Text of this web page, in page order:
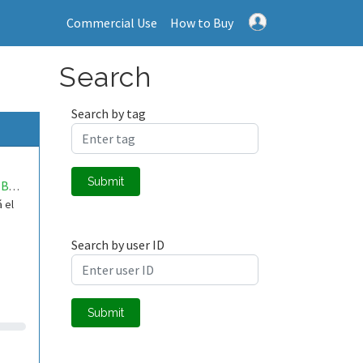
Commercial Use How to Buy
DEA115EBB115
el
Search
Search by tag
Submit
Search by user ID
Submit